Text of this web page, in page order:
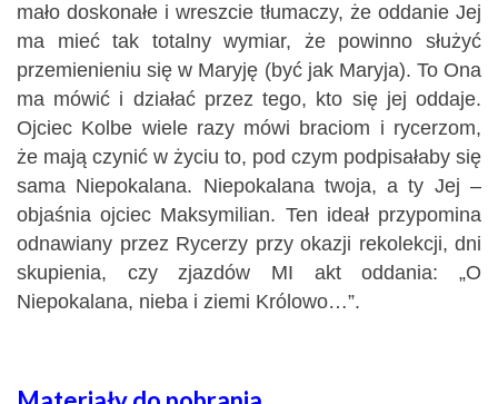
mało doskonałe i wreszcie tłumaczy, że oddanie Jej
ma mieć tak totalny wymiar, że powinno służyć
przemienieniu się w Maryję (być jak Maryja). To Ona
ma mówić i działać przez tego, kto się jej oddaje.
Ojciec Kolbe wiele razy mówi braciom i rycerzom,
że mają czynić w życiu to, pod czym podpisałaby się
sama Niepokalana. Niepokalana twoja, a ty Jej –
objaśnia ojciec Maksymilian. Ten ideał przypomina
odnawiany przez Rycerzy przy okazji rekolekcji, dni
skupienia, czy zjazdów MI akt oddania: „O
Niepokalana, nieba i ziemi Królowo…”.